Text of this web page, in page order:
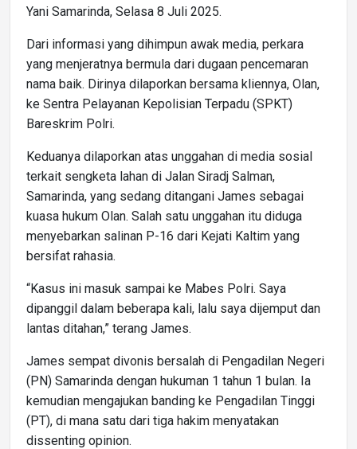
Yani Samarinda, Selasa 8 Juli 2025.
Dari informasi yang dihimpun awak media, perkara
yang menjeratnya bermula dari dugaan pencemaran
nama baik. Dirinya dilaporkan bersama kliennya, Olan,
ke Sentra Pelayanan Kepolisian Terpadu (SPKT)
Bareskrim Polri.
Keduanya dilaporkan atas unggahan di media sosial
terkait sengketa lahan di Jalan Siradj Salman,
Samarinda, yang sedang ditangani James sebagai
kuasa hukum Olan. Salah satu unggahan itu diduga
menyebarkan salinan P-16 dari Kejati Kaltim yang
bersifat rahasia.
“Kasus ini masuk sampai ke Mabes Polri. Saya
dipanggil dalam beberapa kali, lalu saya dijemput dan
lantas ditahan,” terang James.
James sempat divonis bersalah di Pengadilan Negeri
(PN) Samarinda dengan hukuman 1 tahun 1 bulan. Ia
kemudian mengajukan banding ke Pengadilan Tinggi
(PT), di mana satu dari tiga hakim menyatakan
dissenting opinion.